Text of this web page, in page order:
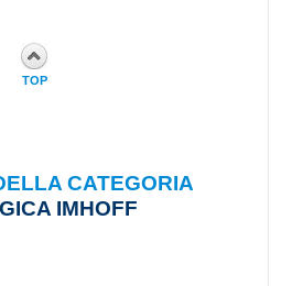
TOP
CATEGORIA
IMHOFF